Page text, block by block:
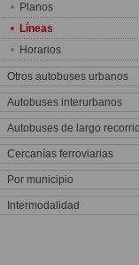
Planos
Líneas
Horarios
Otros autobuses urbanos
Autobuses interurbanos
Autobuses de largo
Cercanías ferroviarias
Por municipio
Intermodalidad